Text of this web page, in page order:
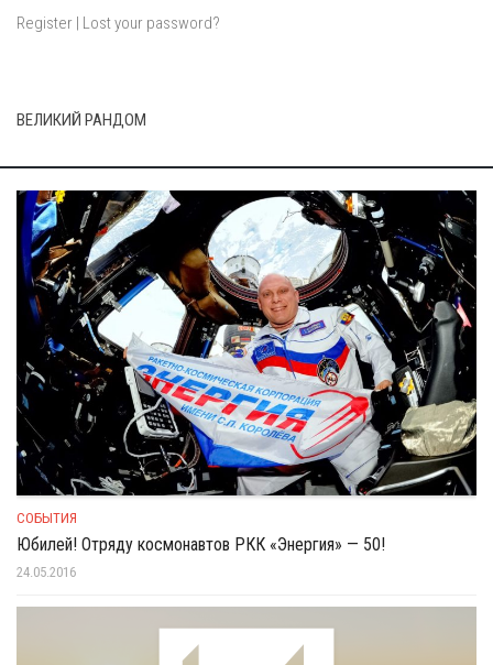
Register | Lost your password?
ВЕЛИКИЙ РАНДОМ
СОБЫТИЯ
Юбилей! Отряду космонавтов РКК «Энергия» — 50!
24.05.2016